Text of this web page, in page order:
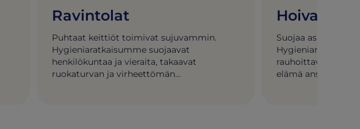
Ravintolat
Puhtaat keittiöt toimivat sujuvammin.
Hygieniaratkaisumme suojaavat
henkilökuntaa ja vieraita, takaavat
ruokaturvan ja virheettömän
Hoivakoti
Suojaa asukkaita.
rauhoittavia
elämä ansaitsee